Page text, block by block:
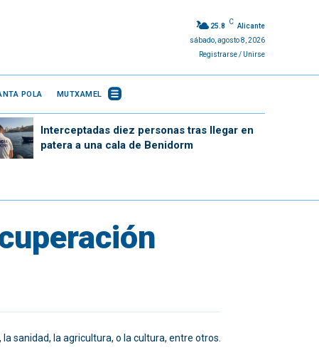
25.8
C
Alicante
sábado, agosto 8, 2026
Registrarse / Unirse
POLA MUTXAMEL
Interceptadas diez personas tras llegar en
patera a una cala de Benidorm
sanidad, la agricultura, o la cultura, entre otros.